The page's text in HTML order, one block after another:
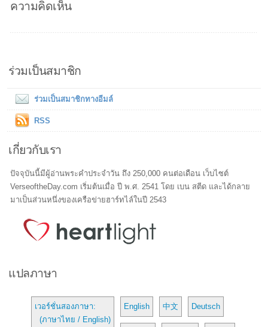
ความคิดเห็น
ร่วมเป็นสมาชิก
ร่วมเป็นสมาชิกทางอีมล์
RSS
เกี่ยวกับเรา
ปัจจุบันนี้มีผู้อ่านพระคำประจำวัน ถึง 250,000 คนต่อเดือน เว็บไซต์
VerseoftheDay.com เริ่มต้นเมื่อ ปี พ.ศ. 2541 โดย เบน สตีด และได้กลาย
มาเป็นส่วนหนึ่งของเครือข่ายฮาร์ทไล์ในปี 2543
แปลภาษา
เวอร์ชั่นสองภาษา:
(ภาษาไทย / English)
English 中文 Deutsch